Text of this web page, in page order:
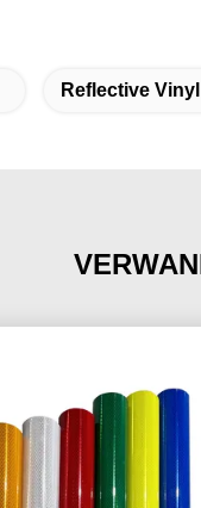
Reflective